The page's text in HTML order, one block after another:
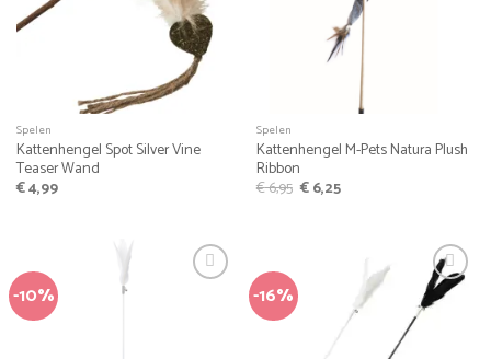
Spelen
Kattenhengel Spot Silver Vine
Teaser Wand
€4,99
Spelen
Kattenhengel M-Pets Natura Plush
Ribbon
€6,95 Oorspronkelijke
prijs
€6,25Huidige
prijs
-10% -16%